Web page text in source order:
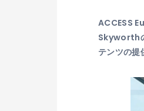
ACCESS
Skyworth
テンツの提